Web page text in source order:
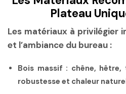
Plateau
Les matériaux à privilégier
et l’ambiance du bureau :
Bois massif : chêne,
robustesse et chaleur